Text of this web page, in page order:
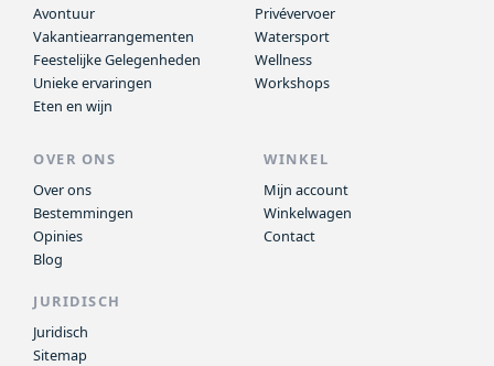
Avontuur
Vakantiearrangementen
Feestelijke Gelegenheden
Unieke ervaringen
Eten en wijn
Privévervoer
Watersport
Wellness
Workshops
OVER ONS
Over ons
Bestemmingen
Opinies
Blog
WINKEL
Mijn account
Winkelwagen
Contact
JURIDISCH
Juridisch
Sitemap